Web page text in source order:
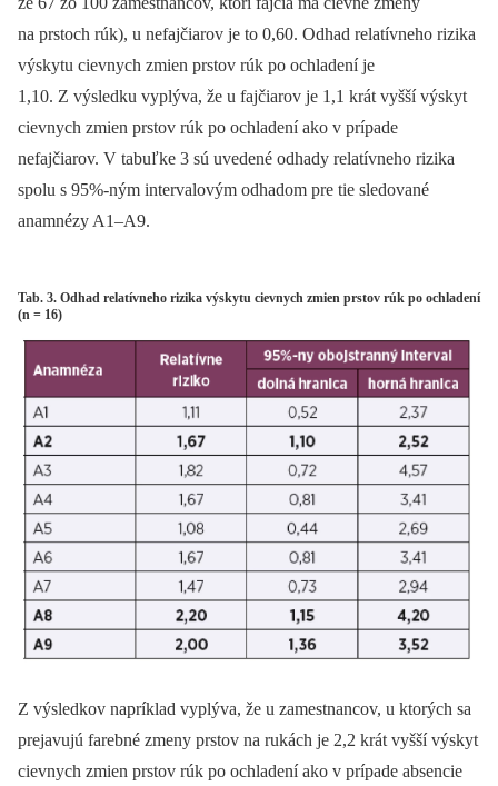
na prstoch rúk), u nefajčiarov je to 0,60. Odhad relatívneho rizika
výskytu cievnych zmien prstov rúk po ochladení je
1,10. Z výsledku vyplýva, že u fajčiarov je 1,1 krát vyšší výskyt
cievnych zmien prstov rúk po ochladení ako v prípade
nefajčiarov. V tabuľke 3 sú uvedené odhady relatívneho rizika
spolu s 95%-ným intervalovým odhadom pre tie sledované
anamnézy A1–A9.
Tab. 3. Odhad relatívneho rizika výskytu cievnych zmien prstov rúk po ochladení
(n = 16)
Z výsledkov napríklad vyplýva, že u zamestnancov, u ktorých sa
prejavujú farebné zmeny prstov na rukách je 2,2 krát vyšší výskyt
cievnych zmien prstov rúk po ochladení ako v prípade absencie